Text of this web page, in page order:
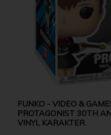
FUNKO - VIDEO &
PROTAGONIST 30TH
VINYL KARAKTER